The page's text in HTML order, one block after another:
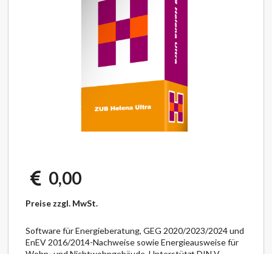
0,00
Preise zzgl. MwSt.
Software für Energieberatung, GEG 2020/2023/2024 und
EnEV 2016/2014-Nachweise sowie Energieausweise für